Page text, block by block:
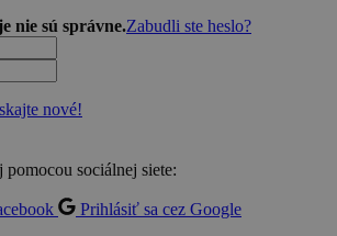
nie sú správne.Zabudli ste heslo?
nové!
sociálnej siete:
Prihlásiť sa cez Google